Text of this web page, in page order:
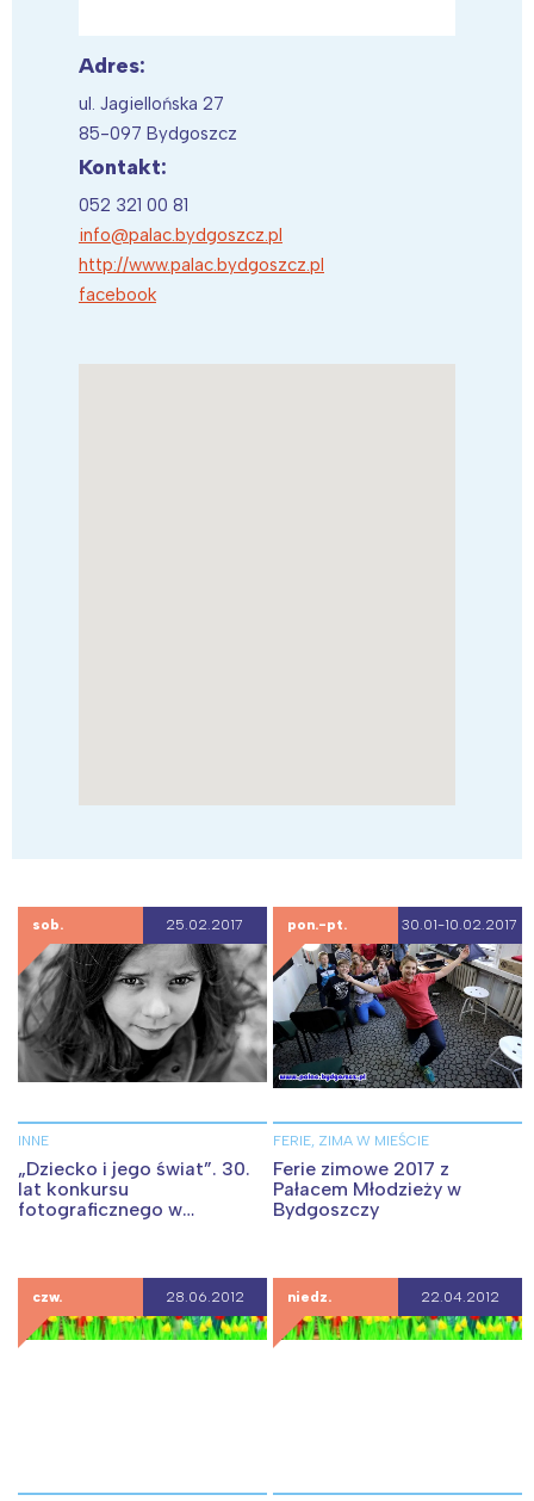
Adres:
ul. Jagiellońska 27
85-097 Bydgoszcz
Kontakt:
052 321 00 81
info@palac.bydgoszcz.pl
http://www.palac.bydgoszcz.pl
facebook
sob. 25.02.2017
INNE
„Dziecko i jego świat”. 30.
lat konkursu
fotograficznego w
pon.-pt. 30.01-10.02.2017
FERIE, ZIMA W MIEŚCIE
Ferie zimowe 2017 z
Pałacem Młodzieży w
Bydgoszczy
czw. 28.06.2012 niedz. 22.04.2012